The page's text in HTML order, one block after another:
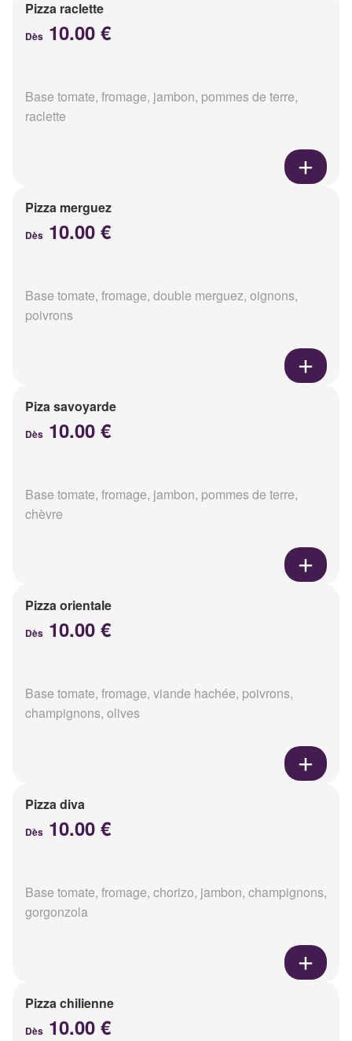
Pizza raclette
Dès 10.00 €
Base tomate, fromage, jambon, pommes de terre,
raclette
Pizza merguez
Dès 10.00 €
Base tomate, fromage, double merguez, oignons,
poivrons
Piza savoyarde
Dès 10.00 €
Base tomate, fromage, jambon, pommes de terre,
chèvre
Pizza orientale
Dès 10.00 €
Base tomate, fromage, viande hachée, poivrons,
champignons, olives
Pizza diva
Dès 10.00 €
Base tomate, fromage, chorizo, jambon, champignons,
gorgonzola
Pizza chilienne
Dès 10.00 €